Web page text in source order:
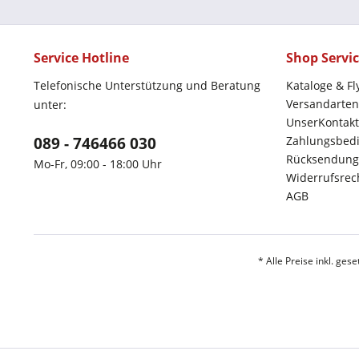
Service Hotline
Telefonische Unterstützung und Beratung
unter:
089 - 746466 030
Mo-Fr, 09:00 - 18:00 Uhr
Shop
Kataloge &
Versandarten
UnserKontakt
AGB
* Alle Preise inkl.